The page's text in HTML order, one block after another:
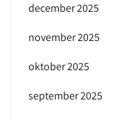
december 2025
november 2025
oktober 2025
september 2025